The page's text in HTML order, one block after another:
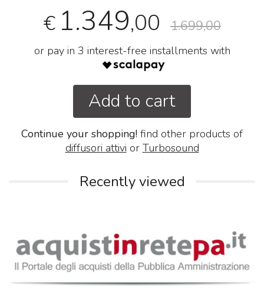
€ 1.349,00 1.699,00
or pay in 3 interest-free installments with
Add to cart
Continue your shopping! find other products of
diffusori attivi or Turbosound
Recently viewed